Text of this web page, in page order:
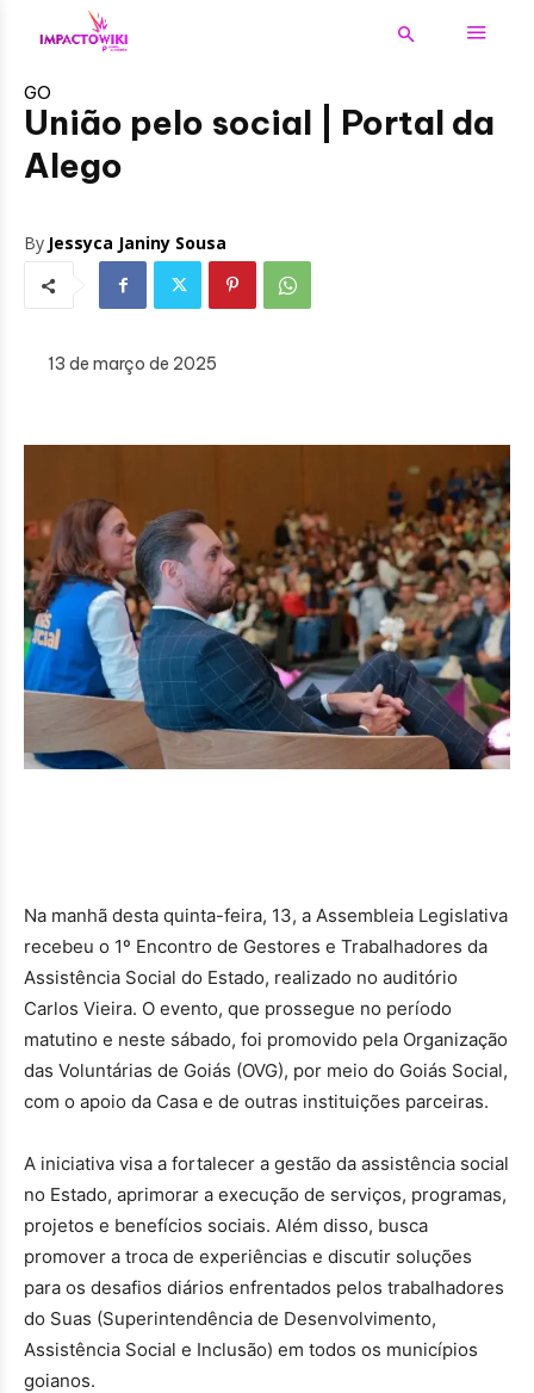
GO
União pelo social | Portal da
Alego
By Jessyca Janiny Sousa
13 de março de 2025
Na manhã desta quinta-feira, 13, a Assembleia Legislativa
recebeu o 1º Encontro de Gestores e Trabalhadores da
Assistência Social do Estado, realizado no auditório
Carlos Vieira. O evento, que prossegue no período
matutino e neste sábado, foi promovido pela Organização
das Voluntárias de Goiás (OVG), por meio do Goiás Social,
com o apoio da Casa e de outras instituições parceiras.
A iniciativa visa a fortalecer a gestão da assistência social
no Estado, aprimorar a execução de serviços, programas,
projetos e benefícios sociais. Além disso, busca
promover a troca de experiências e discutir soluções
para os desafios diários enfrentados pelos trabalhadores
do Suas (Superintendência de Desenvolvimento,
Assistência Social e Inclusão) em todos os municípios
goianos.